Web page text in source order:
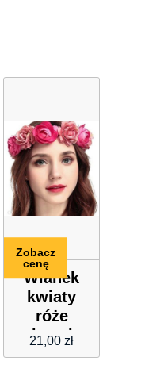
Wianek
kwiaty
róże
piwonie
róż mat
21,00 zł
Zobacz
cenę